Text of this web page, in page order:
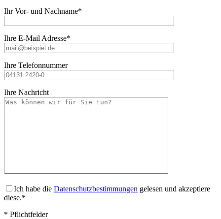
Ihr Vor- und Nachname*
Ihre E-Mail Adresse*
Ihre Telefonnummer
Ihre Nachricht
Ich habe die Datenschutzbestimmungen gelesen und akzeptiere
diese.*
* Pflichtfelder